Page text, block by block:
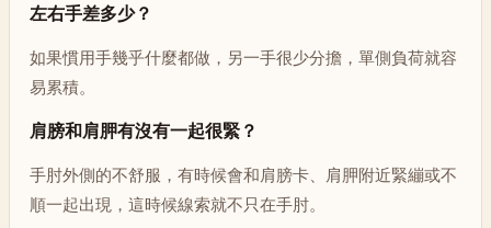
左右手差多少？
如果慣用手幾乎什麼都做，另一手很少分擔，單側負荷就容
易累積。
肩膀和肩胛有沒有一起很緊？
手肘外側的不舒服，有時候會和肩膀卡、肩胛附近緊繃或不
順一起出現，這時候線索就不只在手肘。